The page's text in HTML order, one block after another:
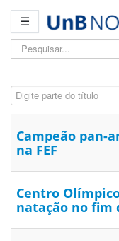
☰
Pesquisar...
Digite parte do título
Campeão pan-
na FEF
Centro
natação no fim